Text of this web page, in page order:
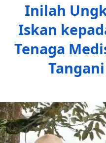
Inilah
Iskan
Tenaga
Tangani